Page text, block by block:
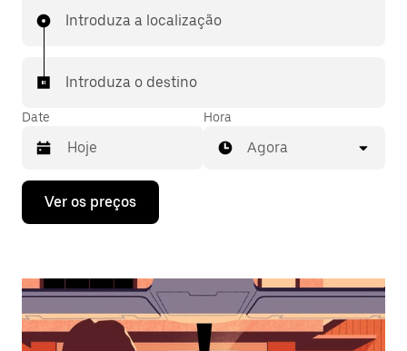
Introduza a localização
Introduza o destino
Date
Prima
tecla
interagir
o
calendário
Hora
Agora
Ver os preços